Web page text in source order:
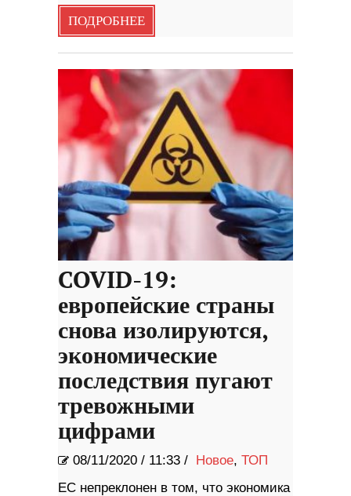
ПОДРОБНЕЕ
COVID-19:
европейские страны
снова изолируются,
экономические
последствия пугают
тревожными
цифрами
08/11/2020 / 11:33 / Новое, ТОП
ЕС непреклонен в том, что экономика